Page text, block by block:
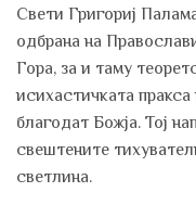
Свети Григориј
одбрана на
Гора, за и таму
исихастичката
благодат Божја. Тој
свештените
светлина.